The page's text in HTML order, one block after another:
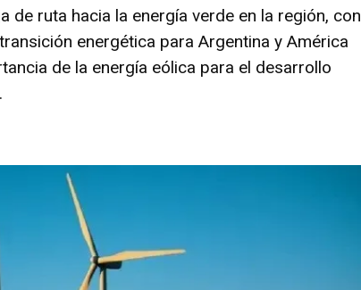
de ruta hacia la energía verde en la región, con
energética para Argentina y América
de la energía eólica para el desarrollo